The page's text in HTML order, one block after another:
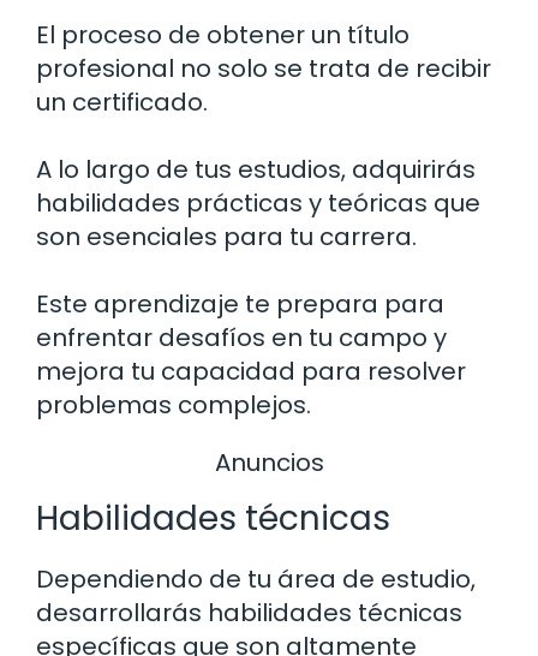
El proceso de obtener un título
profesional no solo se trata de recibir
un certificado.
A lo largo de tus estudios, adquirirás
habilidades prácticas y teóricas que
son esenciales para tu carrera.
Este aprendizaje te prepara para
enfrentar desafíos en tu campo y
mejora tu capacidad para resolver
problemas complejos.
Anuncios
Habilidades técnicas
Dependiendo de tu área de estudio,
desarrollarás habilidades técnicas
específicas que son altamente